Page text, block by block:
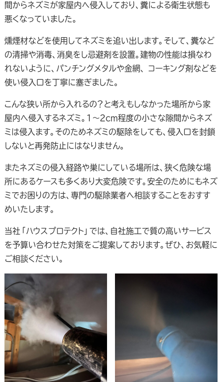
間からネズミが家屋内へ侵入しており、糞による衛生状態も
悪くなっていました。
燻煙材などを使用してネズミを追い出します。そして、糞など
の清掃や消毒、消臭をし忌避剤を設置。建物の性能は損なわ
れないように、パンチングメタルや金網、 コーキング剤などを
使い侵入口を丁寧に塞ぎました。
こんな狭い所から入れるの？と考えもしなかった場所から家
屋内へ侵入するネズミ。1～2cm程度の小さな隙間からネズ
ミは侵入ます。そのためネズミの駆除をしても、侵入口を封鎖
しないと再発防止にはなりません。
またネズミの侵入経路や巣にしている場所は、狭く危険な場
所にあるケースも多くあり大変危険です。安全のためにもネズ
ミでお困りの方は、専門の駆除業者へ相談することをおすす
めいたします。
当社「ハウスプロテクト」では、自社施工で質の高いサービス
を予算い合わせた対策をご提案しております。ぜひ、お気軽に
ご相談ください。